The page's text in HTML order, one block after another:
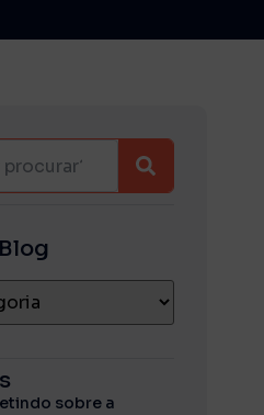
sobre a